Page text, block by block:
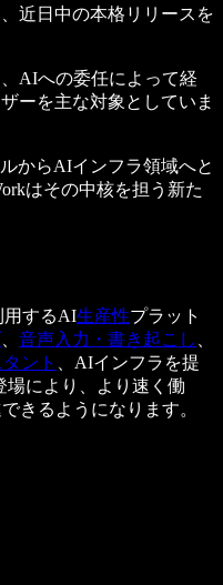
近日中の本格リリースを
AIへの委任によって経
ーを主な対象としていま
からAIインフラ領域へと
はその中核を担う新た
用するAI生産性プラット
音声入力・書き起こし
ント
、AIインフラを提
場により、より速く働
きるようになります。